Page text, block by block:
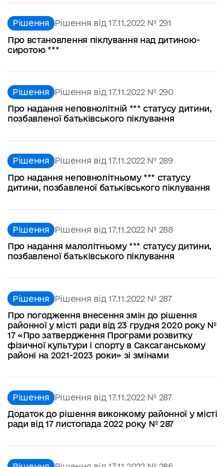
Рішення Рішення від 17.11.2022 № 291
Про встановлення піклування над дитиною-
сиротою ***
Рішення Рішення від 17.11.2022 № 290
Про надання неповнолітній *** статусу дитини,
позбавленої батьківського піклування
Рішення Рішення від 17.11.2022 № 289
Про надання неповнолітньому *** статусу
дитини, позбавленої батьківського піклування
Рішення Рішення від 17.11.2022 № 288
Про надання малолітньому *** статусу дитини,
позбавленої батьківського піклування
Рішення Рішення від 17.11.2022 № 287
Про погодження внесення змін до рішення
районної у місті ради від 23 грудня 2020 року №
17 «Про затвердження Програми розвитку
фізичної культури і спорту в Саксаганському
районі на 2021-2023 роки» зі змінами
Рішення Рішення від 17.11.2022 № 287
Додаток до рішення виконкому районної у місті
ради від 17 листопада 2022 року № 287